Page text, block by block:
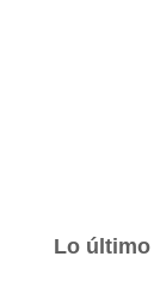
Lo último